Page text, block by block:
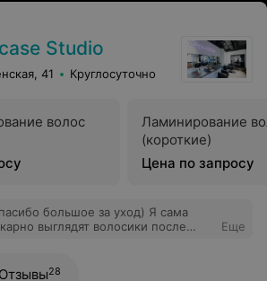
Studio
41 Круглосуточно
волос
Ламинирование
(короткие)
Цена по запросу
большое за уход) Я сама
выглядят волосики после
Еще
Отзывы28